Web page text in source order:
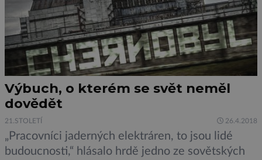
Výbuch, o kterém se svět neměl
dovědět
21.STOLETÍ 26.4.2018
„Pracovníci jaderných elektráren, to jsou lidé
budoucnosti,“ hlásalo hrdě jedno ze sovětských